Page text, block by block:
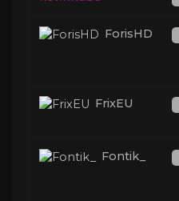
ForisHD
FrixEU
Fontik_